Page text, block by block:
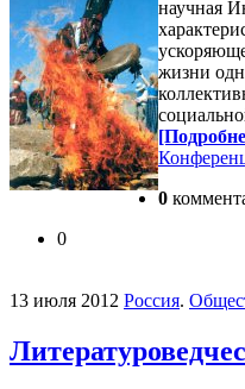
научная
жизни
0
0
13 июля 2012 Россия.